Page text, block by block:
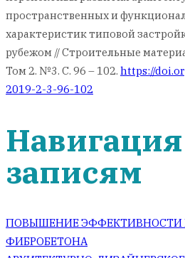
пространственных и
характеристик типовой
рубежом // Строительные
Том 2. №3. С. 96 – 102. https://
2019-2-3-96-102
записям
ПОВЫШЕНИЕ ЭФФЕКТИВНОСТИ
ФИБРОБЕТОНА